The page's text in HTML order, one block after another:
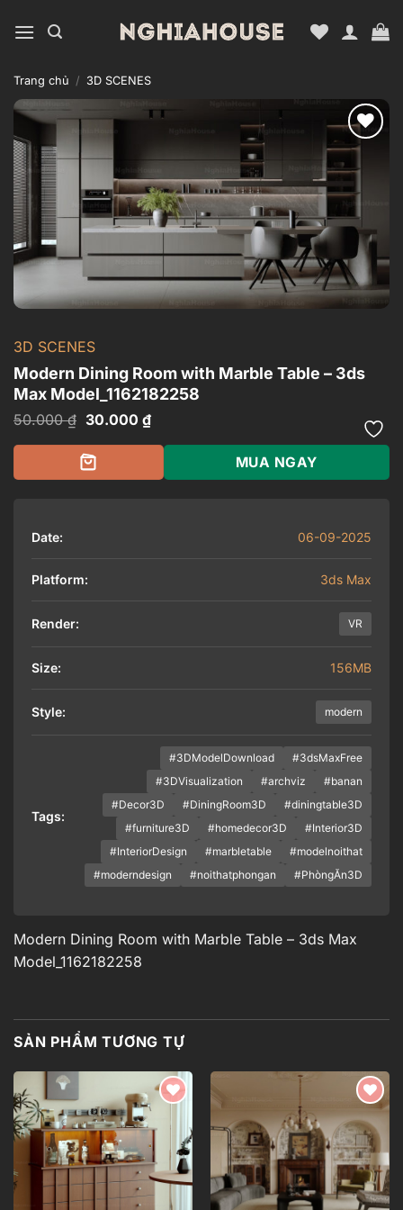
qua
dung
Trang chủ / 3D SCENES
Add to
wishlist
3D SCENES
Modern Dining Room with Marble Table – 3ds
Max Model_1162182258
50.000₫ Giá
là:
50.000 ₫.
30.000 ₫Giá
hiện
tại
30.000 ₫.
MUA NGAY
Date: 06-09-2025
Platform: 3ds Max
Render: VR
Size: 156MB
Style: modern
Tags:
#3DModelDownload
#3dsMaxFree
#3DVisualization
#archviz
#banan
#Decor3D
#DiningRoom3D
#diningtable3D
#furniture3D
#homedecor3D
#Interior3D
#InteriorDesign
#marbletable
#modelnoithat
#moderndesign
#noithatphongan #PhòngĂn3D
Modern Dining Room with Marble Table – 3ds Max
Model_1162182258
SẢN PHẨM TƯƠNG TỰ
wishlist
Add to
wishlist